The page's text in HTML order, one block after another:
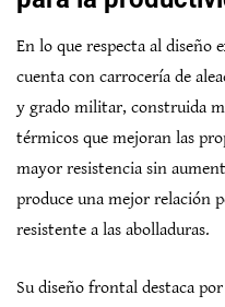
En lo que respecta al diseño
cuenta con carrocería de
y grado militar, construida
térmicos que mejoran las
mayor resistencia sin
produce una mejor relación
resistente a las abolladuras.
Su diseño frontal destaca